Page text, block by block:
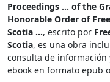
Proceedings ... of the
Honorable Order of
Scotia ..., escrito por
Scotia, es una obra
consulta de
ebook en formato epub